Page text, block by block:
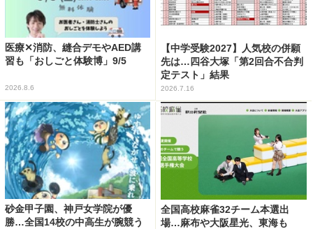
医療✕消防、縫合デモやAED講
習も「おしごと体験博」9/5
2026.8.6
【中学受験2027】人気校の併願
先は…四谷大塚「第2回合不合判
定テスト」結果
2026.7.16
砂金甲子園、神戸女学院が優
勝…全国14校の中高生が腕競う
全国高校麻雀32チーム本選出
場…麻布や大阪星光、東海も